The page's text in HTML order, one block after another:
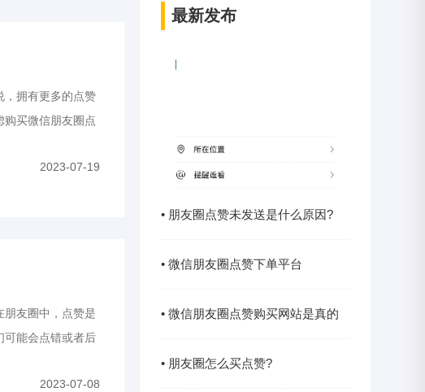
最新发布
微信朋友圈怎么发文字?
• 朋友圈点赞未发送是什么原因?
• 微信朋友圈点赞下单平台
• 微信朋友圈点赞购买网站是真的
吗?
• 朋友圈怎么买点赞?
拥有更多的点赞
购买微信朋友圈点
2023-07-19
友圈中，点赞是
可能会点错或者后
2023-07-08